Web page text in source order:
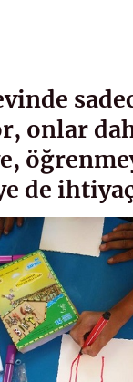
onlar
de